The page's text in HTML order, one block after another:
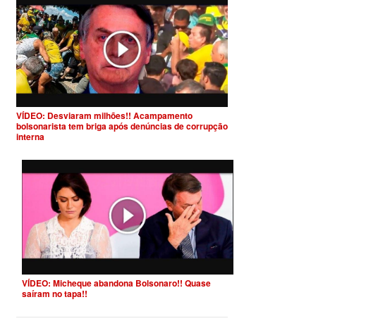
VÍDEO: Desviaram milhões!! Acampamento
bolsonarista tem briga após denúncias de corrupção
interna
VÍDEO: Micheque abandona Bolsonaro!! Quase
saíram no tapa!!